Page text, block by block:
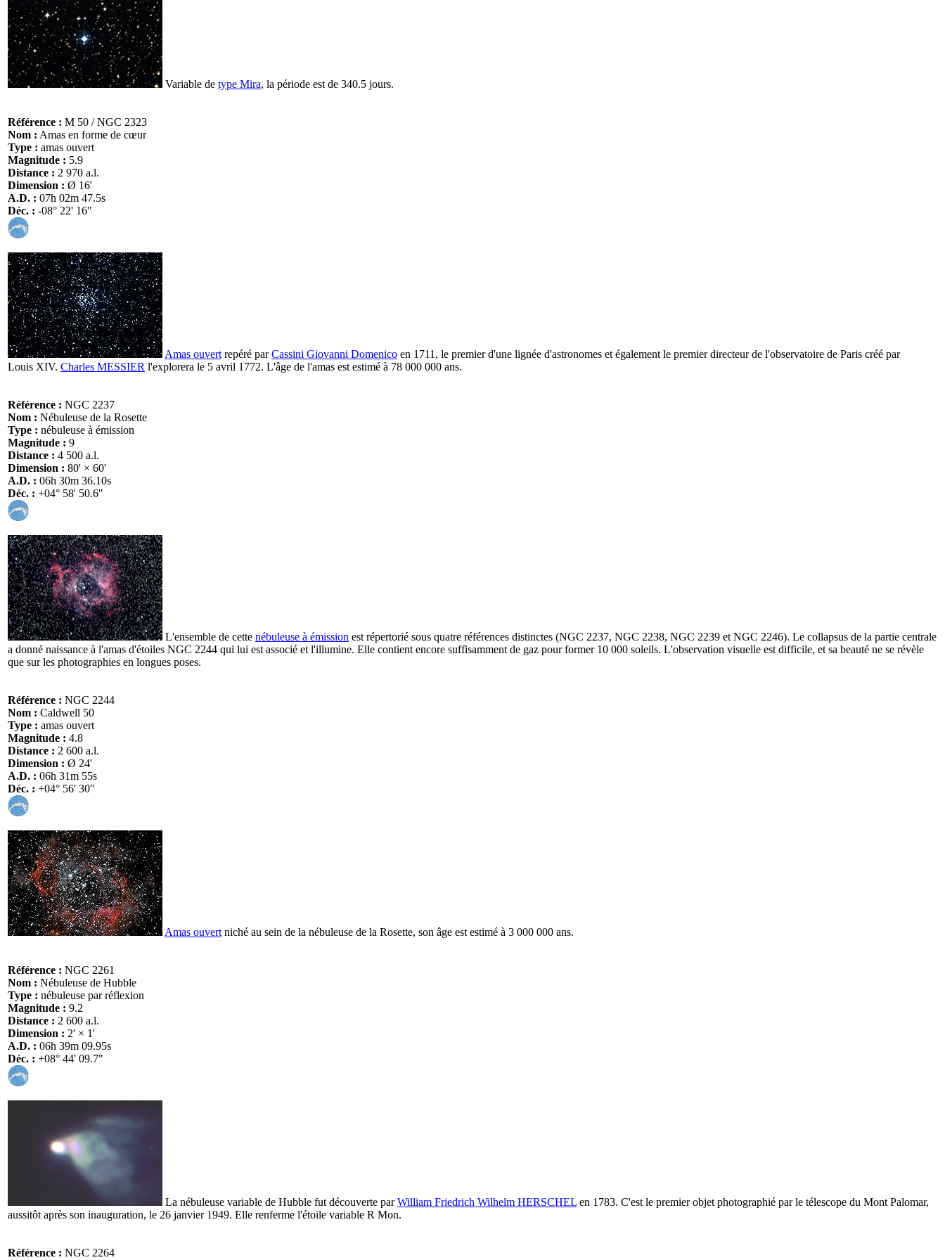
Variable de type Mira, la période est de 340.5 jours.
Référence : M 50 / NGC 2323
Nom : Amas en forme de cœur
Type : amas ouvert
Magnitude : 5.9
Distance : 2 970 a.l.
Dimension : Ø 16'
A.D. : 07h 02m 47.5s
Déc. : -08° 22' 16"
Amas ouvert repéré parCassini Giovanni Domenico en 1711, le premier d'une lignée d'astronomes et également le premier directeur de l'observatoire de Paris créé par
Louis XIV. Charles MESSIER l'explorera le 5 avril 1772. L'âge de l'amas est estimé à 78 000 000 ans.
Référence : NGC 2237
Nom : Nébuleuse de la Rosette
Type : nébuleuse à émission
Magnitude : 9
Distance : 4 500 a.l.
Dimension : 80' × 60'
A.D. : 06h 30m 36.10s
Déc. : +04° 58' 50.6"
L'ensemble de cette nébuleuse à émission est répertorié sous quatre références distinctes (NGC 2237, NGC 2238, NGC 2239 et NGC 2246). Le collapsus de la partie centrale
a donné naissance à l'amas d'étoiles NGC 2244 qui lui est associé et l'illumine. Elle contient encore suffisamment de gaz pour former 10 000 soleils. L'observation visuelle est difficile, et sa beauté ne se révèle
que sur les photographies en longues poses.
Référence : NGC 2244
Nom : Caldwell 50
Type : amas ouvert
Magnitude : 4.8
Distance : 2 600 a.l.
Dimension : Ø 24'
A.D. : 06h 31m 55s
Déc. : +04° 56' 30"
Amas ouvert niché au sein de la nébuleuse de la Rosette, son âge est estimé à 3 000 000 ans.
Référence : NGC 2261
Nom : Nébuleuse de Hubble
Type : nébuleuse par réflexion
Magnitude : 9.2
Distance : 2 600 a.l.
Dimension : 2' × 1'
A.D. : 06h 39m 09.95s
Déc. : +08° 44' 09.7"
La nébuleuse variable de Hubble fut découverte parWilliam Friedrich Wilhelm HERSCHEL en 1783. C'est le premier objet photographié par le télescope du Mont Palomar,
aussitôt après son inauguration, le 26 janvier 1949. Elle renferme l'étoile variable R Mon.
Référence : NGC 2264